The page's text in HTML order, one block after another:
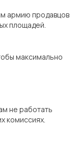
армию продавцов
площадей.
максимально
не работать
комиссиях.